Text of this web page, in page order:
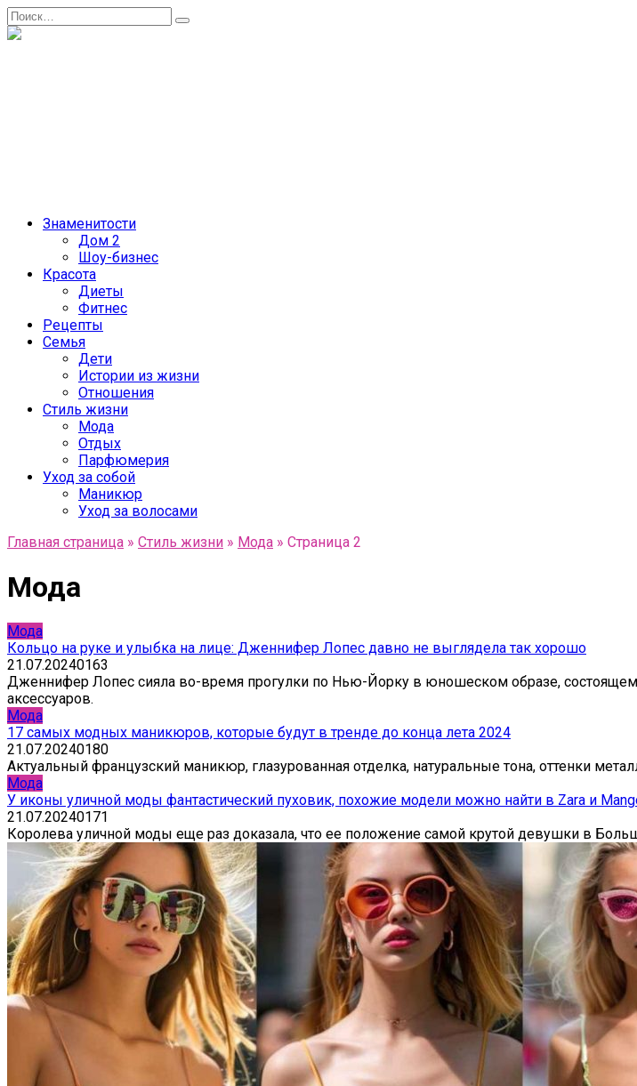
Перейти
к
Search
for:
Знаменитости
Дом 2
Шоу-бизнес
Красота
Диеты
Фитнес
Рецепты
Семья
Дети
Истории из жизни
Отношения
Стиль жизни
Мода
Отдых
Парфюмерия
Уход за собой
Маникюр
Уход за волосами
Главная страница » Стиль жизни » Мода » Страница 2
Мода
Мода
Кольцо на руке и улыбка на лице: Дженнифер Лопес давно не выглядела так хорошо
21.07.20240163
Дженнифер Лопес сияла во-время прогулки по Нью-Йорку в юношеском образе,
аксессуаров.
Мода
17 самых модных маникюров, которые будут в тренде до конца лета 2024
21.07.20240180
Актуальный французский маникюр, глазурованная отделка, натуральные тона, оттенки
Мода
У иконы уличной моды фантастический пуховик, похожие модели можно найти в Zara и
21.07.20240171
Королева уличной моды еще раз доказала, что ее положение самой крутой девушки в